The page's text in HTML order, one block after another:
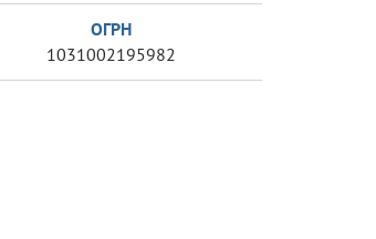
ОГРН
1031002195982